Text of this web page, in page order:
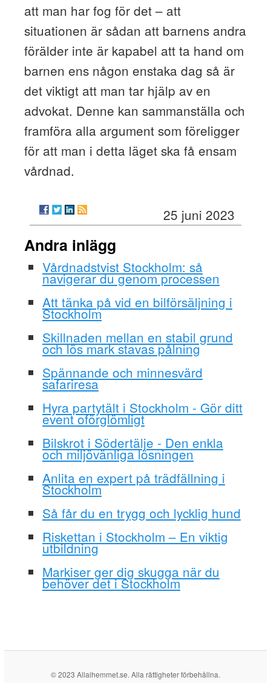
att man har fog för det – att
situationen är sådan att barnens andra
förälder inte är kapabel att ta hand om
barnen ens någon enstaka dag så är
det viktigt att man tar hjälp av en
advokat. Denne kan sammanställa och
framföra alla argument som föreligger
för att man i detta läget ska få ensam
vårdnad.
25 juni 2023
Andra inlägg
Vårdnadstvist Stockholm: så
navigerar du genom processen
Att tänka på vid en bilförsäljning i
Stockholm
Skillnaden mellan en stabil grund
och lös mark stavas pålning
Spännande och minnesvärd
safariresa
Hyra partytält i Stockholm - Gör ditt
event oförglömligt
Bilskrot i Södertälje - Den enkla
och miljövänliga lösningen
Anlita en expert på trädfällning i
Stockholm
Så får du en trygg och lycklig hund
Riskettan i Stockholm – En viktig
utbildning
Markiser ger dig skugga när du
behöver det i Stockholm
© 2023 Allaihemmet.se. Alla rättigheter förbehållna.